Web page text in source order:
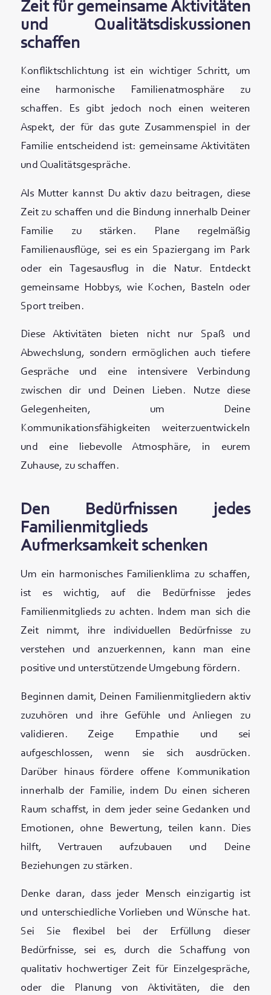
Zeit für gemeinsame Aktivitäten
und Qualitätsdiskussionen
schaffen
Konfliktschlichtung ist ein wichtiger Schritt, um
eine harmonische Familienatmosphäre zu
schaffen. Es gibt jedoch noch einen weiteren
Aspekt, der für das gute Zusammenspiel in der
Familie entscheidend ist: gemeinsame Aktivitäten
und Qualitätsgespräche.
Als Mutter kannst Du aktiv dazu beitragen, diese
Zeit zu schaffen und die Bindung innerhalb Deiner
Familie zu stärken. Plane regelmäßig
Familienausflüge, sei es ein Spaziergang im Park
oder ein Tagesausflug in die Natur. Entdeckt
gemeinsame Hobbys, wie Kochen, Basteln oder
Sport treiben.
Diese Aktivitäten bieten nicht nur Spaß und
Abwechslung, sondern ermöglichen auch tiefere
Gespräche und eine intensivere Verbindung
zwischen dir und Deinen Lieben. Nutze diese
Gelegenheiten, um Deine
Kommunikationsfähigkeiten weiterzuentwickeln
und eine liebevolle Atmosphäre, in eurem
Zuhause, zu schaffen.
Den Bedürfnissen jedes
Familienmitglieds
Aufmerksamkeit schenken
Um ein harmonisches Familienklima zu schaffen,
ist es wichtig, auf die Bedürfnisse jedes
Familienmitglieds zu achten. Indem man sich die
Zeit nimmt, ihre individuellen Bedürfnisse zu
verstehen und anzuerkennen, kann man eine
positive und unterstützende Umgebung fördern.
Beginnen damit, Deinen Familienmitgliedern aktiv
zuzuhören und ihre Gefühle und Anliegen zu
validieren. Zeige Empathie und sei
aufgeschlossen, wenn sie sich ausdrücken.
Darüber hinaus fördere offene Kommunikation
innerhalb der Familie, indem Du einen sicheren
Raum schaffst, in dem jeder seine Gedanken und
Emotionen, ohne Bewertung, teilen kann. Dies
hilft, Vertrauen aufzubauen und Deine
Beziehungen zu stärken.
Denke daran, dass jeder Mensch einzigartig ist
und unterschiedliche Vorlieben und Wünsche hat.
Sei Sie flexibel bei der Erfüllung dieser
Bedürfnisse, sei es, durch die Schaffung von
qualitativ hochwertiger Zeit für Einzelgespräche,
oder die Planung von Aktivitäten, die den